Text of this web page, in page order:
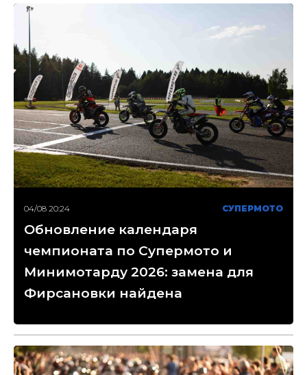
04/08 20:24 СУПЕРМОТО
Обновление календаря
чемпионата по Супермото и
Минимотарду 2026: замена для
Фирсановки найдена